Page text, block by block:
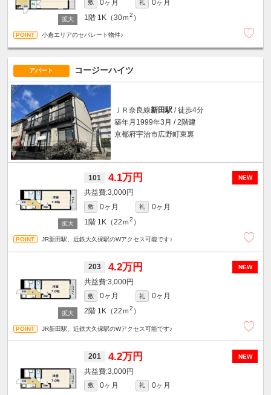
敷 0ヶ月 礼
0ヶ月
1階 1K（30ｍ2 ）
小倉エリアのセパレート物件♪
アパート コージーハイツ
ＪＲ奈良線新田駅/ 徒歩4分
築年月1999年3月 / 2階建
京都府宇治市広野町東裏
NEW
101 4.1万円
3,000円
敷 0ヶ月 礼
0ヶ月
1階 1K（22ｍ2 ）
JR新田駅、近鉄大久保駅のWアクセス可能です♪
NEW
203 4.2万円
3,000円
敷 0ヶ月 礼
0ヶ月
2階 1K（22ｍ2 ）
JR新田駅、近鉄大久保駅のWアクセス可能です♪
NEW
201 4.2万円
3,000円
敷 0ヶ月 礼 0ヶ月